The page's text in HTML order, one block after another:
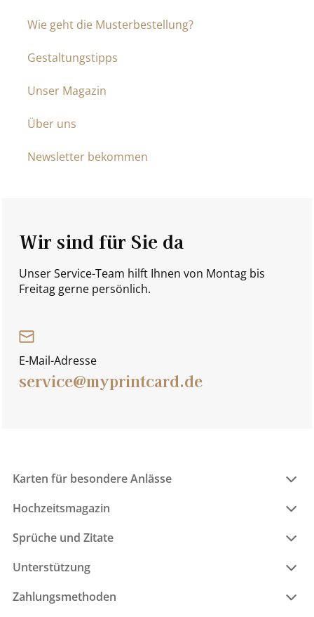
Wie geht die Musterbestellung?
Gestaltungstipps
Unser Magazin
Über uns
Newsletter bekommen
Wir sind für Sie da
Unser Service-Team hilft Ihnen von Montag bis
Freitag gerne persönlich.
E-Mail-Adresse
service@myprintcard.de
Karten für besondere Anlässe
Hochzeitsmagazin
Sprüche und Zitate
Unterstützung
Zahlungsmethoden